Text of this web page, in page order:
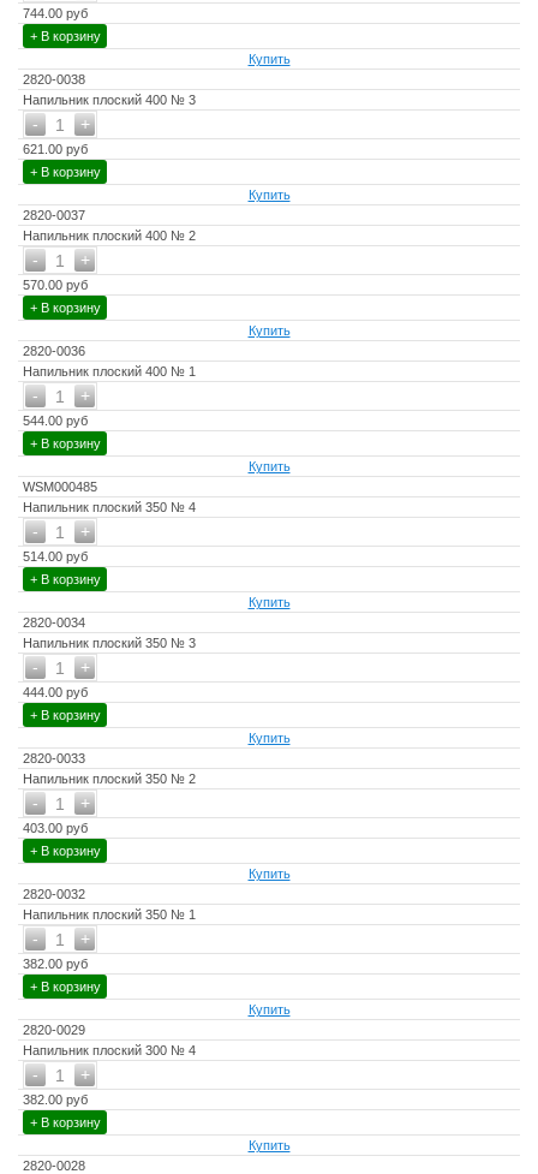
744.00 руб
+ В корзину
Купить
2820-0038
Напильник плоский 400 № 3
+
- 1
621.00 руб
+ В корзину
Купить
2820-0037
Напильник плоский 400 № 2
+
- 1
570.00 руб
+ В корзину
Купить
2820-0036
Напильник плоский 400 № 1
+
- 1
544.00 руб
+ В корзину
Купить
WSM000485
Напильник плоский 350 № 4
+
- 1
514.00 руб
+ В корзину
Купить
2820-0034
Напильник плоский 350 № 3
+
- 1
444.00 руб
+ В корзину
Купить
2820-0033
Напильник плоский 350 № 2
+
- 1
403.00 руб
+ В корзину
Купить
2820-0032
Напильник плоский 350 № 1
+
- 1
382.00 руб
+ В корзину
Купить
2820-0029
Напильник плоский 300 № 4
+
- 1
382.00 руб
+ В корзину
Купить
2820-0028